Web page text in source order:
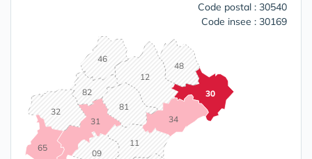
Code postal : 30540
Code insee : 30169
09
11
12
30
31
32
34
46
48
65
81
82